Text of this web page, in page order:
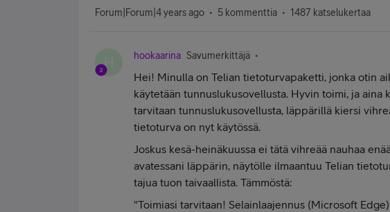
Forum|Forum|4 years ago 5 kommenttia 1487 katselukertaa
H hookaarina Savumerkittäjä
Hei! Minulla on Telian tietoturvapaketti, jonka otin
käytetään tunnuslukusovellusta. Hyvin toimi, ja aina
tarvitaan tunnuslukusovellusta, läppärillä kiersi
tietoturva on nyt käytössä.
Joskus kesä-heinäkuussa ei tätä vihreää nauhaa
avatessani läppärin, näytölle ilmaantuu Telian
tajua tuon taivaallista. Tämmöstä:
"Toimiasi tarvitaan! Selainlaajennus (Microsoft